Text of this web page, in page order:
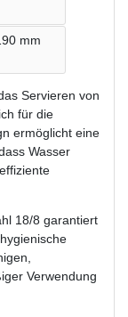
mm
Servieren von
für die
ermöglicht eine
Wasser
18/8 garantiert
Verwendung